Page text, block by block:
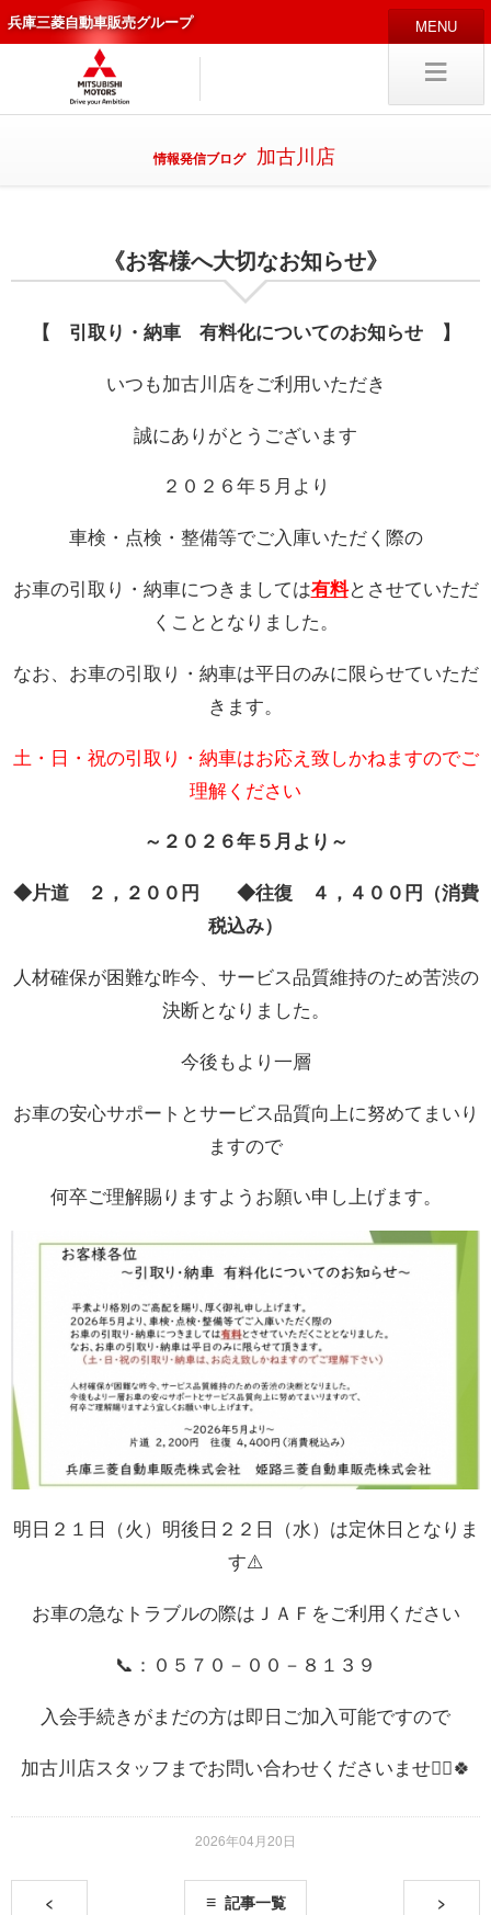
兵庫三菱自動車販売グループ
HOME 販売店
新車 中古・カスタム車
採用情報 キャリア採用
お問い合わせ
情報発信ブログ 加古川店
《お客様へ大切なお知らせ》
【 引取り・納車 有料化についてのお知らせ 】
いつも加古川店をご利用いただき
誠にありがとうございます
２０２６年５月より
車検・点検・整備等でご入庫いただく際の
お車の引取り・納車につきましては有料とさせていただ
くこととなりました。
なお、お車の引取り・納車は平日のみに限らせていただ
きます。
土・日・祝の引取り・納車はお応え致しかねますのでご
理解ください
～２０２６年５月より～
◆片道 ２，２００円 ◆往復 ４，４００円（消費
税込み）
人材確保が困難な昨今、サービス品質維持のため苦渋の
決断となりました。
今後もより一層
お車の安心サポートとサービス品質向上に努めてまいり
ますので
何卒ご理解賜りますようお願い申し上げます。
明日２１日（火）明後日２２日（水）は定休日となりま
す⚠️
お車の急なトラブルの際はＪＡＦをご利用ください
📞：０５７０－００－８１３９
入会手続きがまだの方は即日ご加入可能ですので
加古川店スタッフまでお問い合わせくださいませ💁‍♀️🍀
2026年04月20日
< 記事一覧 >